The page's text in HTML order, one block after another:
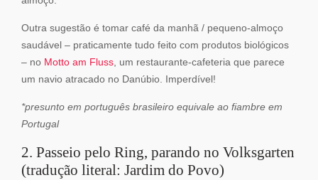
Outra sugestão é tomar café da manhã / pequeno-almoço
saudável – praticamente tudo feito com produtos biológicos
– no Motto am Fluss, um restaurante-cafeteria que parece
um navio atracado no Danúbio. Imperdível!
*presunto em português brasileiro equivale ao fiambre em
Portugal
2. Passeio pelo Ring, parando no Volksgarten
(tradução literal: Jardim do Povo)